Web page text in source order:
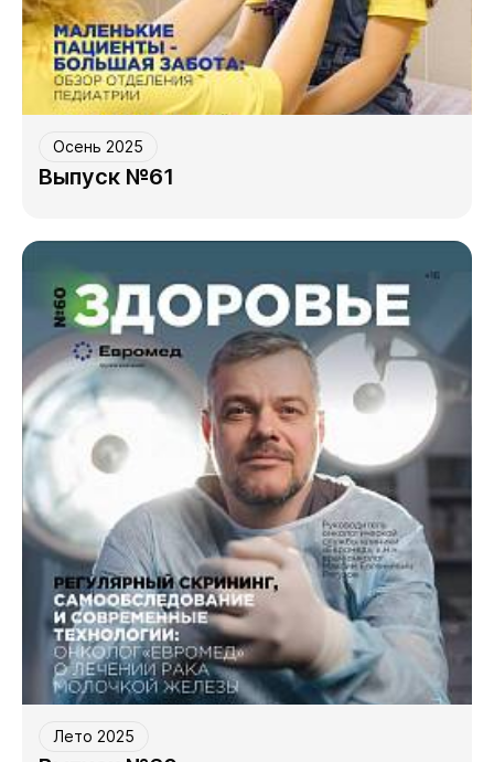
Осень 2025
Выпуск №61
Лето 2025